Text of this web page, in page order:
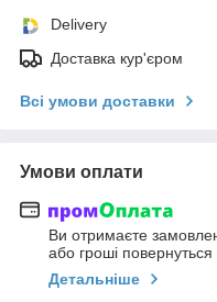
Delivery
Доставка кур'єром
Всі умови доставки
Умови оплати
Ви отримаєте
або гроші
Детальніше